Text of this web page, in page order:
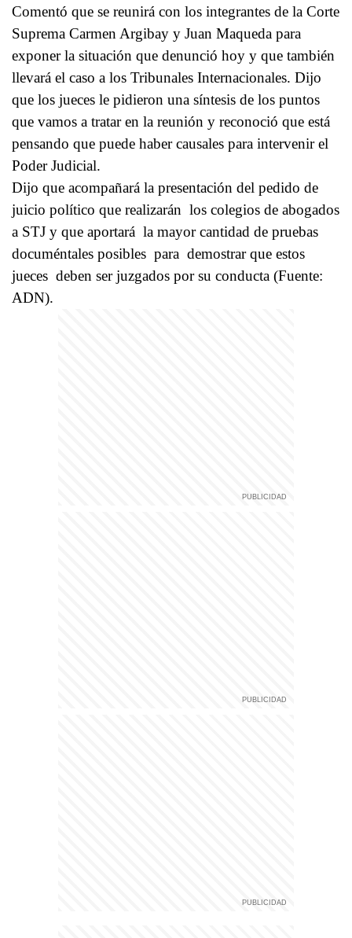
Comentó que se reunirá con los integrantes de la Corte
Suprema Carmen Argibay y Juan Maqueda para
exponer la situación que denunció hoy y que también
llevará el caso a los Tribunales Internacionales. Dijo
que los jueces le pidieron una síntesis de los puntos
que vamos a tratar en la reunión y reconoció que está
pensando que puede haber causales para intervenir el
Poder Judicial.
Dijo que acompañará la presentación del pedido de
juicio político que realizarán los colegios de abogados
a STJ y que aportará la mayor cantidad de pruebas
documéntales posibles para demostrar que estos
jueces deben ser juzgados por su conducta (Fuente:
ADN).